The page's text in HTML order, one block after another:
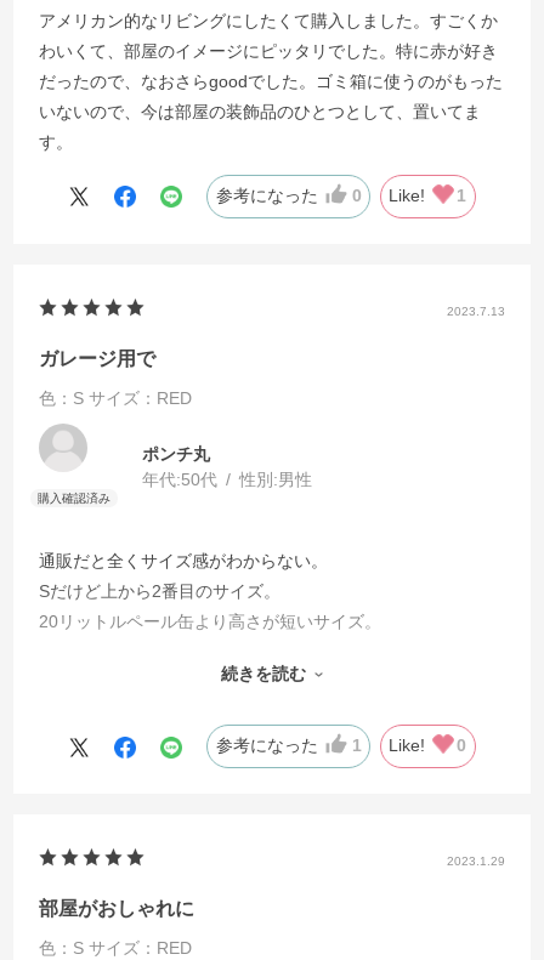
アメリカン的なリビングにしたくて購入しました。すごくか
わいくて、部屋のイメージにピッタリでした。特に赤が好き
だったので、なおさらgoodでした。ゴミ箱に使うのがもった
いないので、今は部屋の装飾品のひとつとして、置いてま
す。
参考になった 0 Like! 1
2023.7.13
ガレージ用で
色：S サイズ：RED
ポンチ丸
年代:50代 性別:男性
通販だと全くサイズ感がわからない。
Sだけど上から2番目のサイズ。
20リットルペール缶より高さが短いサイズ。
る。
蓋があるのでパーツクリーナーなど臭いが出なくて良い。
続きを読む
参考になった 1 Like! 0
2023.1.29
部屋がおしゃれに
色：S サイズ：RED